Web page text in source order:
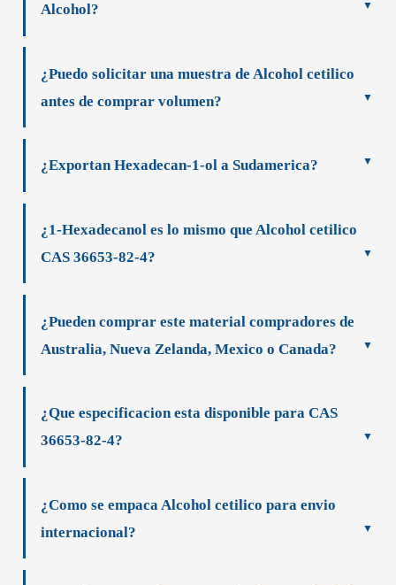
Alcohol?
¿Puedo solicitar una muestra de Alcohol cetilico
antes de comprar volumen?
¿Exportan Hexadecan-1-ol a Sudamerica?
¿1-Hexadecanol es lo mismo que Alcohol cetilico
CAS 36653-82-4?
¿Pueden comprar este material compradores de
Australia, Nueva Zelanda, Mexico o Canada?
¿Que especificacion esta disponible para CAS
36653-82-4?
¿Como se empaca Alcohol cetilico para envio
internacional?